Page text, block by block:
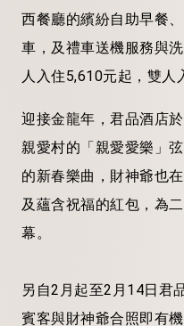
西餐廳的繽紛自助早餐
車，及禮車送機服務與
人入住5,610元起，雙人
迎接金龍年，君品酒店
親愛村的「親愛愛樂」
的新春樂曲，財神爺也
及蘊含祝福的紅包，為
幕。
另自2月起至2月14日君
賓客與財神爺合照即有